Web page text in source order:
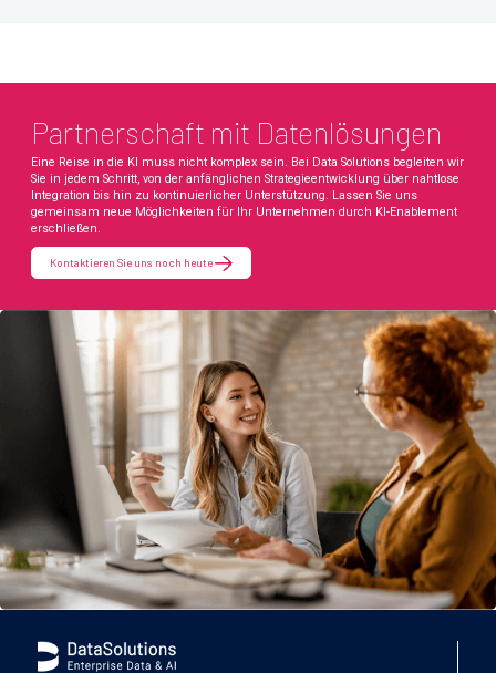
Partnerschaft mit Datenlösungen
Eine Reise in die KI muss nicht komplex sein. Bei Data Solutions begleiten wir
Sie in jedem Schritt, von der anfänglichen Strategieentwicklung über nahtlose
Integration bis hin zu kontinuierlicher Unterstützung. Lassen Sie uns
gemeinsam neue Möglichkeiten für Ihr Unternehmen durch KI-Enablement
erschließen.
Kontaktieren Sie uns noch heute